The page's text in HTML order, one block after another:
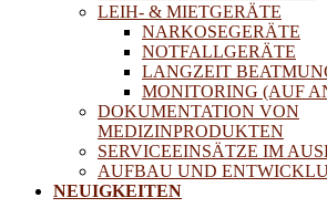
LEIH- & MIETGERÄTE
NARKOSEGERÄTE
NOTFALLGERÄTE
LANGZEIT
MONITORING (AUF
DOKUMENTATION VON
MEDIZINPRODUKTEN
SERVICEEINSÄTZE IM
AUFBAU UND
NEUIGKEITEN